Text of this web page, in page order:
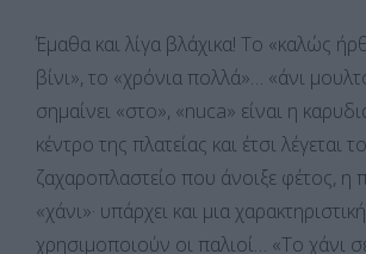
Έμαθα και λίγα βλάχικα! Το «καλώς
βίνι», το «χρόνια πολλά»… «άνι
σημαίνει «στο», «nuca» είναι η
κέντρο της πλατείας και έτσι λέγεται
ζαχαροπλαστείο που άνοιξε φέτος, η
«χάνι»· υπάρχει και μια
χρησιμοποιούν οι παλιοί… «Το χάνι